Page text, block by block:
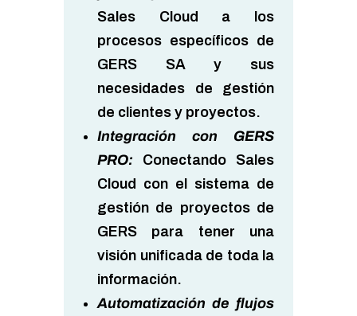
Sales Cloud a los
procesos específicos de
GERS SA y sus
necesidades de gestión
de clientes y proyectos.
Integración con GERS
PRO: Conectando Sales
Cloud con el sistema de
gestión de proyectos de
GERS para tener una
visión unificada de toda la
información.
Automatización de flujos